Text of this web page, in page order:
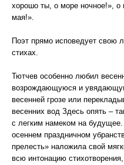
хорошо ты, о море ночное!», о
мая!».
Поэт прямо исповедует свою
стихах.
Тютчев особенно любил
возрождающуюся и
весенней грозе или
весенних вод Здесь опять –
с легким намеком на
осеннем праздничном
прелесть» наложила свой
всю интонацию